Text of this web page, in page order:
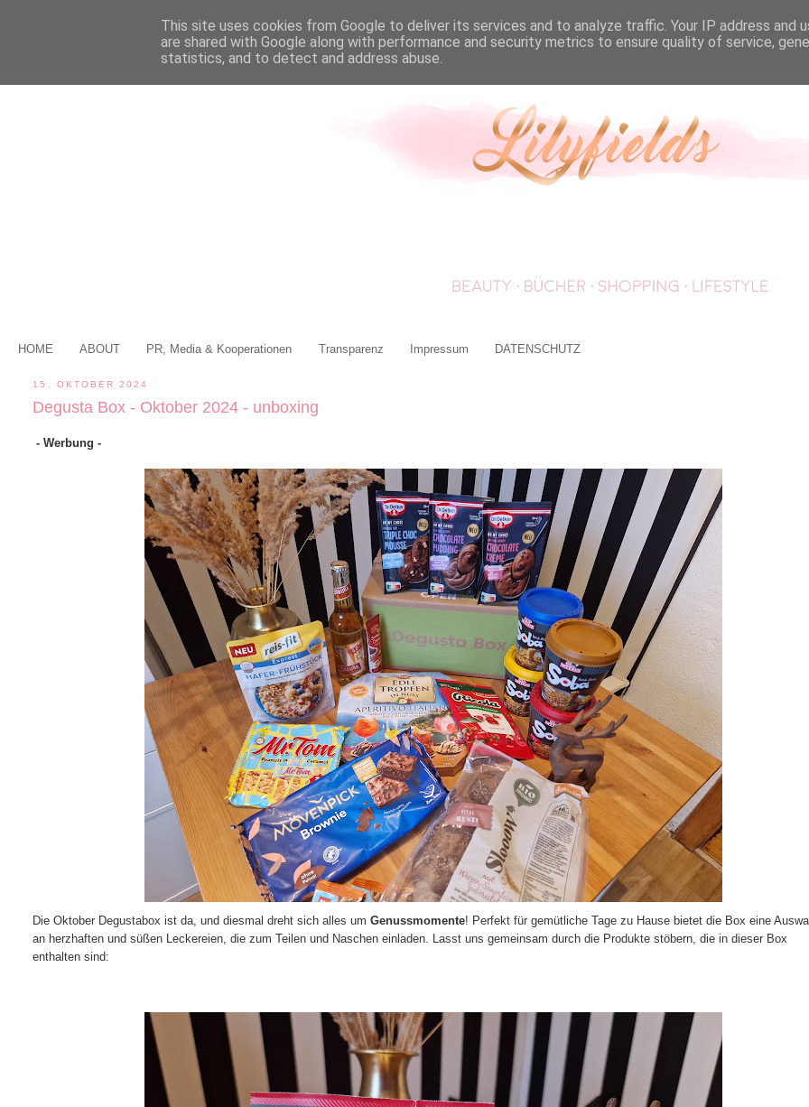
HOME ABOUT PR, Media & Kooperationen Transparenz Impressum DATENSCHUTZ
15. OKTOBER 2024
Degusta Box - Oktober 2024 - unboxing
- Werbung -
Die Oktober Degustabox ist da, und diesmal dreht sich alles umGenussmomente! Perfekt für gemütliche Tage zu Hause bietet die Box eine
an herzhaften und süßen Leckereien, die zum Teilen und Naschen einladen. Lasst uns gemeinsam durch die Produkte stöbern, die in dieser Box
enthalten sind:
This site uses cookies from Google to deliver its services and to analyze traffic. Your IP address and
are shared with Google along with performance and security metrics to ensure quality of service,
statistics, and to detect and address abuse.